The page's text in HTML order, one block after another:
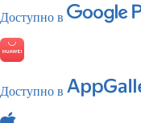
Доступно в
Доступно в